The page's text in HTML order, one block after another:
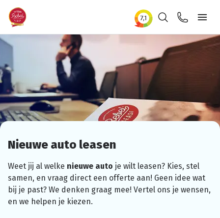
ZoekenContact
Nieuwe auto leasen
Weet jij al welke nieuwe auto je wilt leasen? Kies, stel
samen, en vraag direct een offerte aan! Geen idee wat
bij je past? We denken graag mee! Vertel ons je wensen,
en we helpen je kiezen.